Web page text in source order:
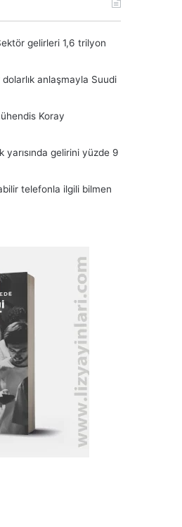
gelirleri 1,6 trilyon
anlaşmayla Suudi
Koray
yarısında gelirini yüzde 9
telefonla ilgili bilmen